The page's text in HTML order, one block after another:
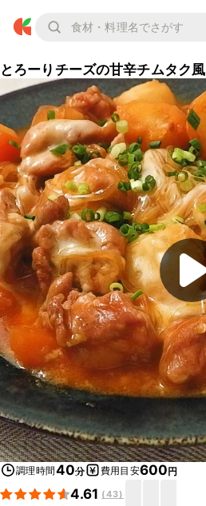
とろーりチーズの甘辛チムタク風
調理時間40分 費用目安600円
4.61 (43)